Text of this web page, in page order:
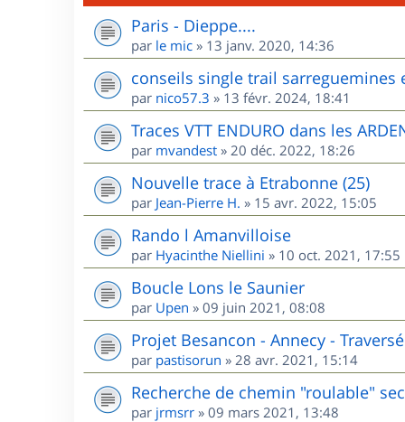
Paris - Dieppe....
par le mic » 13 janv. 2020, 14:36
conseils single trail sarreguemines
par nico57.3 » 13 févr. 2024, 18:41
Traces VTT ENDURO dans les
par mvandest » 20 déc. 2022, 18:26
Nouvelle trace à Etrabonne (25)
par Jean-Pierre H. » 15 avr. 2022, 15:05
Rando l Amanvilloise
par Hyacinthe Niellini » 10 oct. 2021, 17:55
Boucle Lons le Saunier
par Upen » 09 juin 2021, 08:08
Projet Besancon - Annecy -
par pastisorun » 28 avr. 2021, 15:14
Recherche de chemin "roulable"
par jrmsrr » 09 mars 2021, 13:48